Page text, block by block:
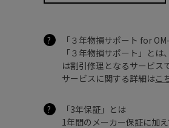
「３年物損サポート for
「３年物損サポート」と
は割引修理となるサービス
サービスに関する詳細はこ
「3年保証」とは
1年間のメーカー保証に加